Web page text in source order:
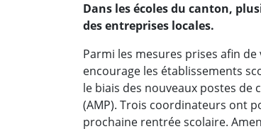
Dans les écoles du canton,
des entreprises locales.
Parmi les mesures prises afin
encourage les établissements
le biais des nouveaux postes
(AMP). Trois coordinateurs ont
prochaine rentrée scolaire.